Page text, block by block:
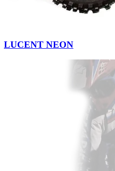
LUCENT NEON